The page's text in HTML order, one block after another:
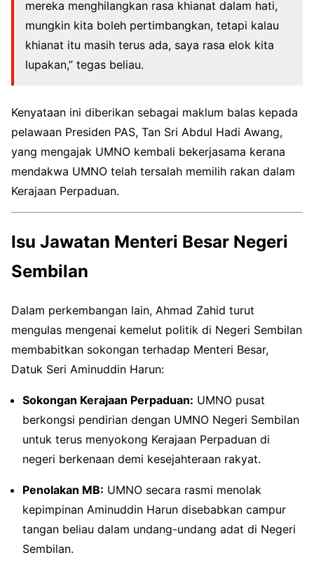
mereka menghilangkan rasa khianat dalam hati,
mungkin kita boleh pertimbangkan, tetapi kalau
khianat itu masih terus ada, saya rasa elok kita
lupakan,” tegas beliau.
Kenyataan ini diberikan sebagai maklum balas kepada
pelawaan Presiden PAS, Tan Sri Abdul Hadi Awang,
yang mengajak UMNO kembali bekerjasama kerana
mendakwa UMNO telah tersalah memilih rakan dalam
Kerajaan Perpaduan.
Isu Jawatan Menteri Besar Negeri
Sembilan
Dalam perkembangan lain, Ahmad Zahid turut
mengulas mengenai kemelut politik di Negeri Sembilan
membabitkan sokongan terhadap Menteri Besar,
Datuk Seri Aminuddin Harun:
Sokongan Kerajaan Perpaduan: UMNO pusat
berkongsi pendirian dengan UMNO Negeri Sembilan
untuk terus menyokong Kerajaan Perpaduan di
negeri berkenaan demi kesejahteraan rakyat.
Penolakan MB: UMNO secara rasmi menolak
kepimpinan Aminuddin Harun disebabkan campur
tangan beliau dalam undang-undang adat di Negeri
Sembilan.